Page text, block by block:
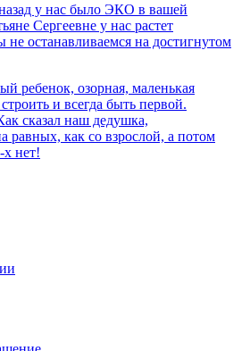
у нас было ЭКО в вашей
Сергеевне у нас растет
останавливаемся на достигнутом
ребенок, озорная, маленькая
и всегда быть первой.
сказал наш дедушка,
равных, как со взрослой, а потом
нет!